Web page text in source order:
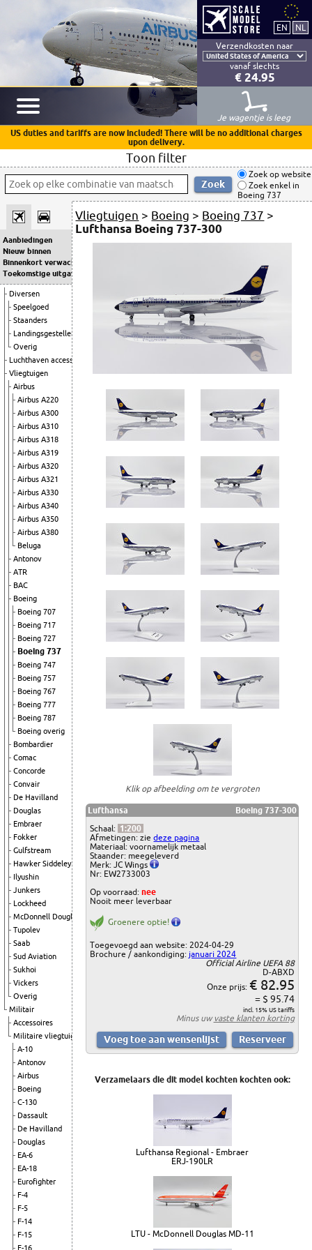
Verzendkosten naar
vanaf slechts
€ 24.95
Je wagentje is leeg
US duties and tariffs are now included! There will be no additional charges
upon delivery.
Toon filter
Zoek op website
Zoek enkel in
Boeing 737
Aanbiedingen
Nieuw binnen
Binnenkort verwacht
Toekomstige uitgaven
Diversen
Speelgoed
Staanders
Landingsgestellen
Overig
Luchthaven accessoires
Vliegtuigen
Airbus
Airbus A220
Airbus A300
Airbus A310
Airbus A318
Airbus A319
Airbus A320
Airbus A321
Airbus A330
Airbus A340
Airbus A350
Airbus A380
Beluga
Antonov
ATR
BAC
Boeing
Boeing 707
Boeing 717
Boeing 727
Boeing 737
Boeing 747
Boeing 757
Boeing 767
Boeing 777
Boeing 787
Boeing overig
Bombardier
Comac
Concorde
Convair
De Havilland
Douglas
Embraer
Fokker
Gulfstream
Hawker Siddeley
Ilyushin
Junkers
Lockheed
McDonnell Douglas
Tupolev
Saab
Sud Aviation
Sukhoi
Vickers
Overig
Militair
Accessoires
Militaire vliegtuigen
A-10
Antonov
Airbus
Boeing
C-130
Dassault
De Havilland
Douglas
EA-6
EA-18
Eurofighter
F-4
F-5
F-14
F-15
F-16
Vliegtuigen > Boeing > Boeing 737 >
Lufthansa Boeing 737-300
Klik op afbeelding om te vergroten
Lufthansa
Boeing 737-300
Schaal: 1:200
Afmetingen: ziedeze pagina
Materiaal: voornamelijk metaal
Staander: meegeleverd
Merk: JC Wings
Nr: EW2733003
Op voorraad:nee
Nooit meer leverbaar
Groenere optie!
Toegevoegd aan website: 2024-04-29
Brochure / aankondiging: januari 2024
Official Airline UEFA 88
D-ABXD
Onze prijs: € 82.95
= $ 95.74
incl. 15% US tariffs
Minus uwvaste klanten korting
Verzamelaars die dit model kochten kochten ook:
Lufthansa Regional - Embraer
ERJ-190LR
LTU - McDonnell Douglas MD-11